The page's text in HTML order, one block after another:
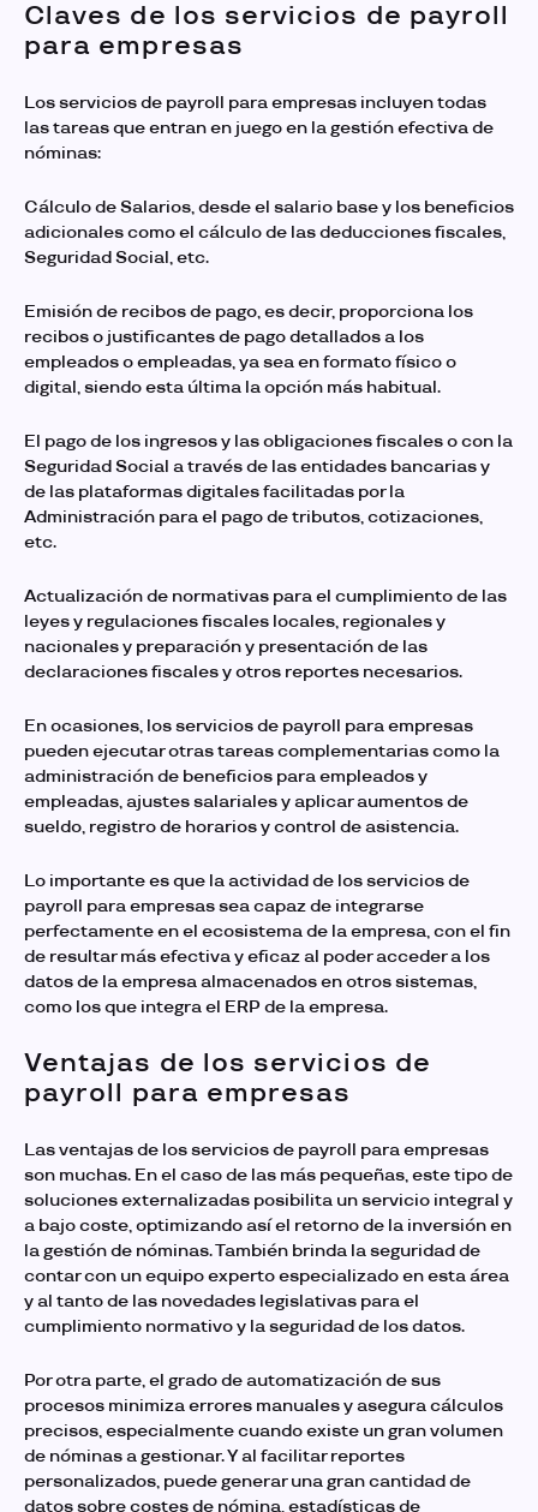
Claves de los servicios de payroll
para empresas
Losservicios de payroll para empresas incluyen todas
las tareas que entran en juego en la gestión efectiva de
nóminas:
Cálculo de Salarios, desde el salario base y los beneficios
adicionales como el cálculo de las deducciones fiscales,
Seguridad Social, etc.
Emisión de recibos de pago, es decir, proporciona los
recibos o justificantes de pago detallados a los
empleados o empleadas, ya sea en formato físico o
digital, siendo esta última la opción más habitual.
El pago de los ingresos y las obligaciones fiscales o con la
Seguridad Social a través de las entidades bancarias y
de las plataformas digitales facilitadas por la
Administración para el pago de tributos, cotizaciones,
etc.
Actualización de normativas para el cumplimiento de las
leyes y regulaciones fiscales locales, regionales y
nacionales y preparación y presentación de las
declaraciones fiscales y otros reportes necesarios.
En ocasiones, los servicios de payroll para empresas
pueden ejecutar otras tareas complementarias como la
administración de beneficios para empleados y
empleadas, ajustes salariales y aplicar aumentos de
sueldo, registro de horarios y control de asistencia.
Lo importante es que la actividad de los servicios de
payroll para empresas sea capaz de integrarse
perfectamente en el ecosistema de la empresa, con el fin
de resultar más efectiva y eficaz al poder acceder a los
datos de la empresa almacenados en otros sistemas,
como los que integra el ERP de la empresa.
Ventajas de los servicios de
payroll para empresas
Las ventajas de losservicios de payroll para empresas
son muchas. En el caso de las más pequeñas, este tipo de
soluciones externalizadas posibilita un servicio integral y
a bajo coste, optimizando así el retorno de la inversión en
la gestión de nóminas. También brinda la seguridad de
contar con un equipo experto especializado en esta área
y al tanto de las novedades legislativas para el
cumplimiento normativo y la seguridad de los datos.
Por otra parte, el grado de automatización de sus
procesos minimiza errores manuales y asegura cálculos
precisos, especialmente cuando existe un gran volumen
de nóminas a gestionar. Y al facilitar reportes
personalizados, puede generar una gran cantidad de
datos sobre costes de nómina, estadísticas de